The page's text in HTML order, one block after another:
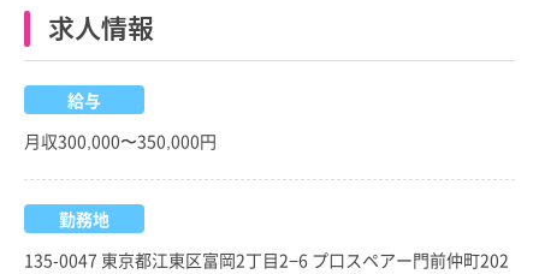
求人情報
給与
月収300,000〜350,000円
勤務地
135-0047 東京都江東区富岡2丁目2−6 プ口スペアー門前仲町202